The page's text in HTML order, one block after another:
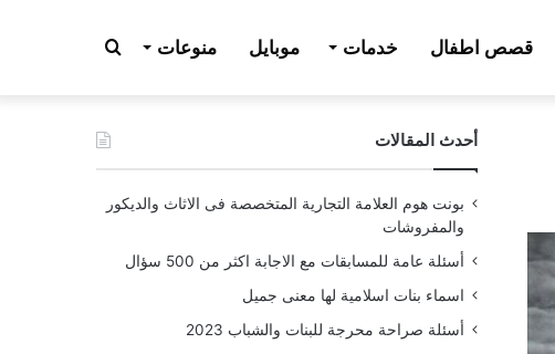
قصص اطفال خدمات موبايل منوعات بحث
عن أحدث المقالات
بونت هوم العلامة التجارية المتخصصة فى الاثاث والديكور
والمفروشات
أسئلة عامة للمسابقات مع الاجابة اكثر من 500 سؤال
اسماء بنات اسلامية لها معنى جميل
أسئلة صراحة محرجة للبنات والشباب 2023